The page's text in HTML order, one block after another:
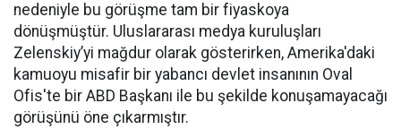
nedeniyle bu görüşme tam bir fiyaskoya
dönüşmüştür. Uluslararası medya kuruluşları
Zelenskiy’yi mağdur olarak gösterirken, Amerika'daki
kamuoyu misafir bir yabancı devlet insanının Oval
Ofis'te bir ABD Başkanı ile bu şekilde konuşamayacağı
görüşünü öne çıkarmıştır.